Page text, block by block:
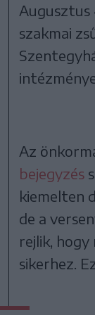
Augusztus
szakmai
Az
bejegyzés
kiemelten
de a
rejlik,
sikerhez.